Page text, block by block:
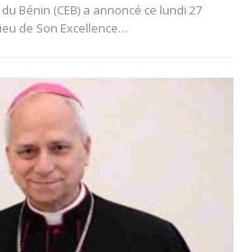
Bénin (CEB) a annoncé ce lundi 27
de Son Excellence…